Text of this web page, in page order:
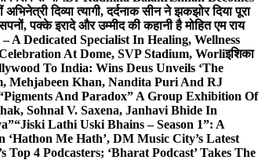
दिव्या त्यागी, दर्दनाक सीन ने झकझोर दिया पूरा
पक्के इरादे और उम्मीद की कहानी है मोहित एम राय
A Dedicated Specialist In Healing, Wellness
At Dome, SVP Stadium, Worliइशिका
To India: Wins Deus Unveils ‘The
Mehjabeen Khan, Nandita Puri And RJ
And Paradox” A Group Exhibition Of
Sohnal V. Saxena, Janhavi Bhide In
“Jiski Lathi Uski Bhains – Season 1”: A
‘Hathon Me Hath’, DM Music City’s Latest
Top 4 Podcasters; ‘Bharat Podcast’ Takes The